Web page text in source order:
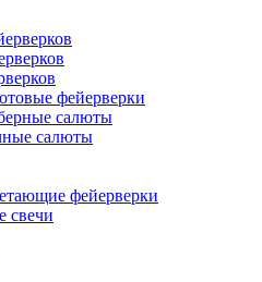
фейерверки
салюты
салюты
фейерверки
свечи